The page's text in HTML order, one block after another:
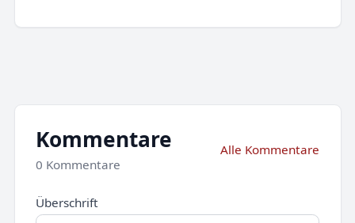
Kommentare
0 Kommentare
Alle Kommentare
Überschrift